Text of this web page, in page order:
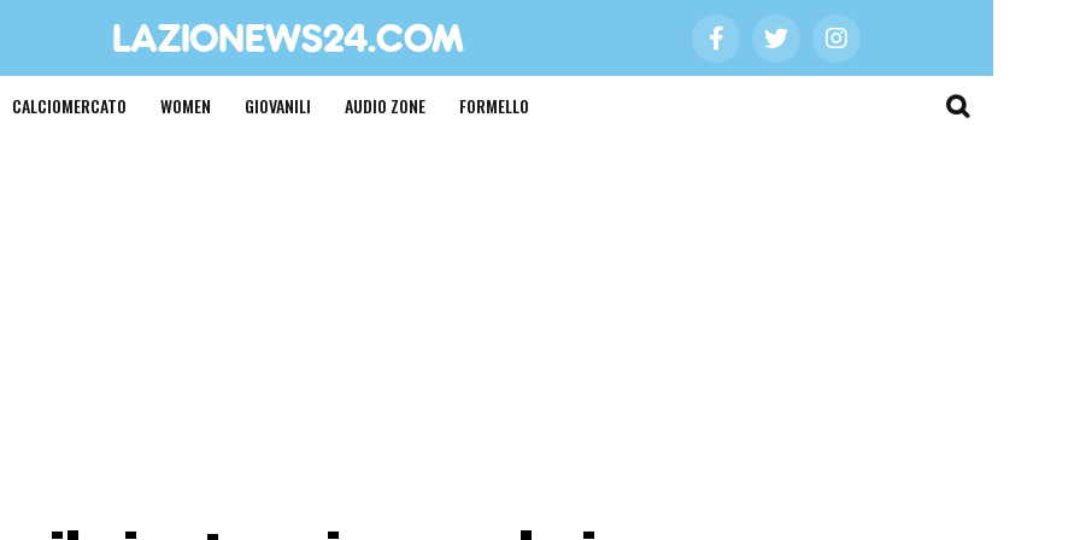
CALCIOMERCATO WOMEN GIOVANILI AUDIO ZONE FORMELLO